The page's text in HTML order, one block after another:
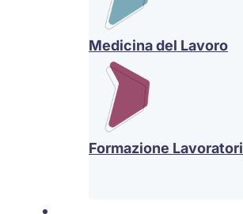
Medicina del Lavoro
Formazione Lavoratori